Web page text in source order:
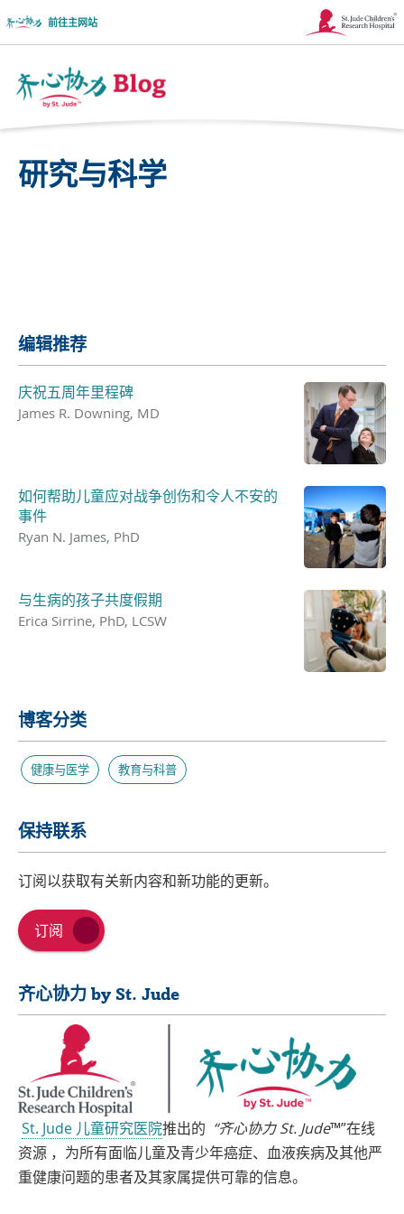
前往主网站
链
Together
博
客
研究与科学
编辑推荐
庆祝五周年里程碑
James R. Downing, MD
如何帮助儿童应对战争创伤和令人不安的
事件
Ryan N. James, PhD
与生病的孩子共度假期
Erica Sirrine, PhD, LCSW
博客分类
健康与医学 教育与科普
保持联系
订阅以获取有关新内容和新功能的更新。
订阅
齐心协力 by St. Jude
St. Jude 儿童研究医院推出的 “齐心协力 St. Jude™”在线
资源 ，为所有面临儿童及青少年癌症、血液疾病及其他严
重健康问题的患者及其家属提供可靠的信息。